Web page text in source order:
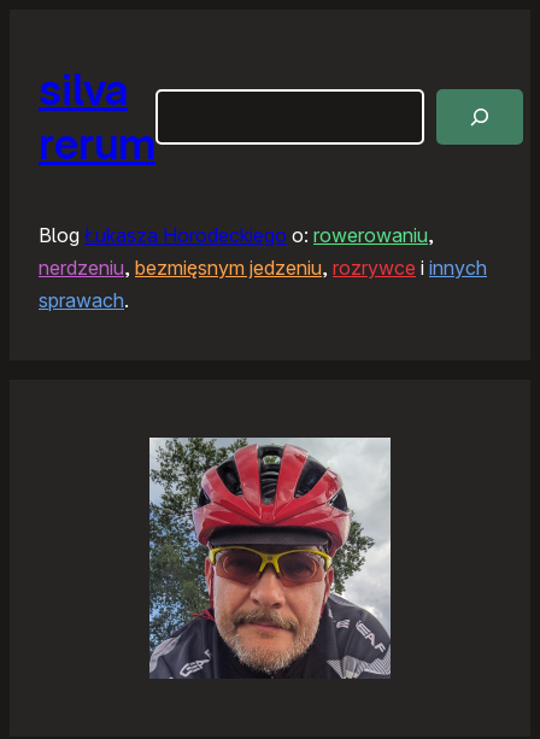
silva
rerum
Blog Łukasza Horodeckiego o: rowerowaniu,
nerdzeniu, bezmięsnym jedzeniu, rozrywce i innych
sprawach.